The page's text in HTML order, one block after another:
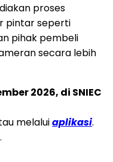
proses
pintar seperti
pihak pembeli
secara lebih
2026, di SNIEC
melaluiaplikasi.